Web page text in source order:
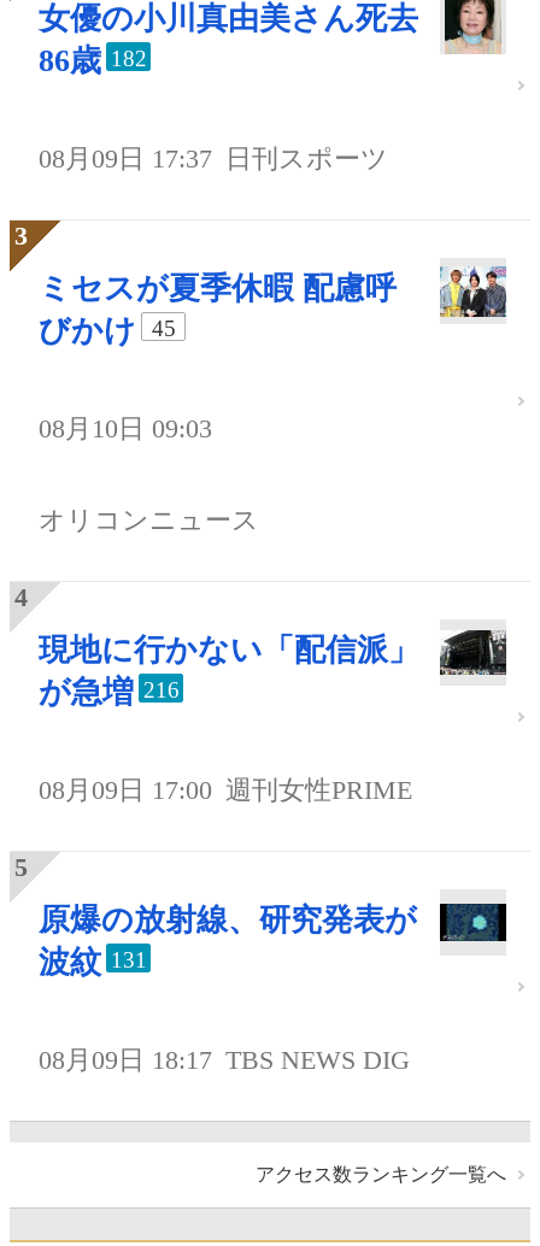
女優の小川真由美さん死去
86歳 182
08月09日 17:37 日刊スポーツ
ミセスが夏季休暇 配慮呼
びかけ
45
08月10日 09:03
オリコンニュース
現地に行かない「配信派」
が急増 216
08月09日 17:00 週刊女性PRIME
原爆の放射線、研究発表が
波紋 131
08月09日 18:17 TBS NEWS DIG
アクセス数ランキング一覧へ